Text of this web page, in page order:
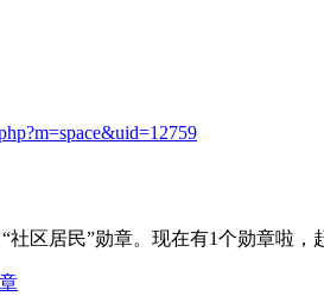
社区居民”勋章。现在有1个勋章啦